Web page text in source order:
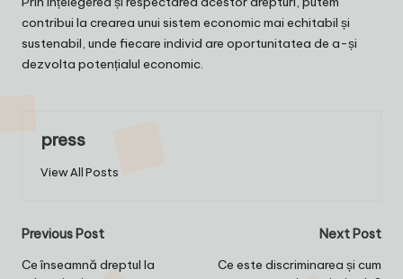
contribui la crearea unui sistem economic mai echitabil și
sustenabil, unde fiecare individ are oportunitatea de a-și
dezvolta potențialul economic.
press
View All Posts
Post
navigation
Previous Post
Ce înseamnă dreptul la
Next Post
Ce este discriminarea și cum